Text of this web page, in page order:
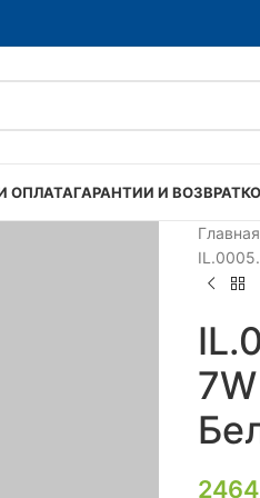
ОПЛАТАГАРАНТИИ И ВОЗВРАТ
Главная